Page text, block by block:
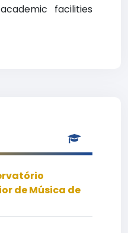
facilities
de Música de